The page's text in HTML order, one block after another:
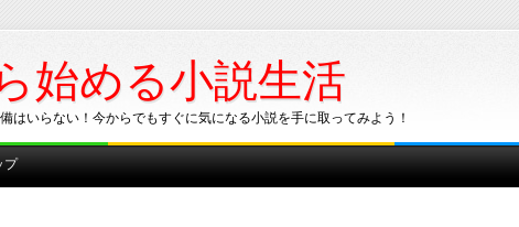
始める小説生活
はいらない！今からでもすぐに気になる小説を手に取ってみよう！
プ